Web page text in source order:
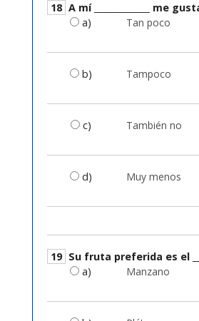
18 A mí _____________ me
a)
Tan poco
b) Tampoco
c) También no
d) Muy menos
19 Su fruta preferida es el
a)
Manzano